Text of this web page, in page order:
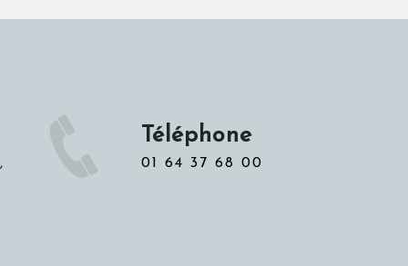
Téléphone
01 64 37 68 00